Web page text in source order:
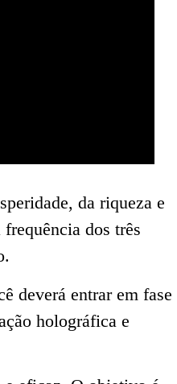
da riqueza e
dos três
deverá entrar em fase
holográfica e